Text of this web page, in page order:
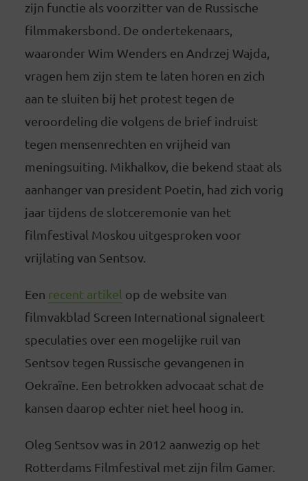
zijn functie als voorzitter van de Russische
filmmakersbond. De ondertekenaars,
waaronder Wim Wenders en Andrzej Wajda,
vragen hem zijn stem te laten horen en zich
aan te sluiten bij het protest tegen de
veroordeling die volgens de brief indruist
tegen mensenrechten en vrijheid van
meningsuiting. Mikhalkov, die bekend staat als
aanhanger van president Poetin, had zich vorig
jaar tijdens de slotceremonie van het
filmfestival Moskou uitgesproken voor
vrijlating van Sentsov.
Een recent artikel op de website van
filmvakblad Screen International signaleert
speculaties over een mogelijke ruil van
Sentsov tegen Russische gevangenen in
Oekraïne. Een betrokken advocaat schat de
kansen daarop echter niet heel hoog in.
Oleg Sentsov was in 2012 aanwezig op het
Rotterdams Filmfestival met zijn film Gamer.